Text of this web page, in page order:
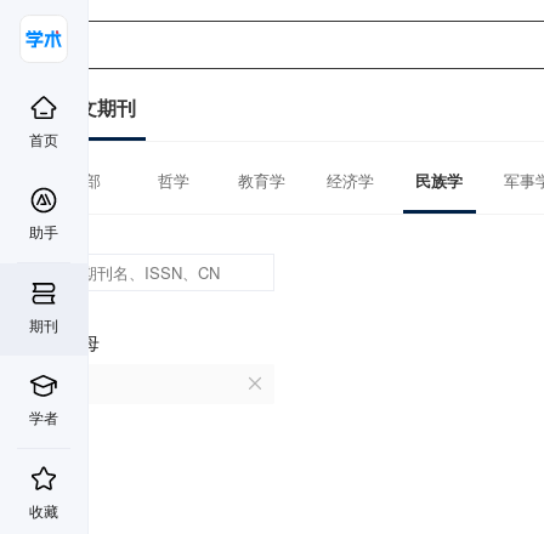
首页
助手
期刊
学者
收藏
中文期刊
全部 哲学 教育学 经济学 民族学 军事
首字母
U